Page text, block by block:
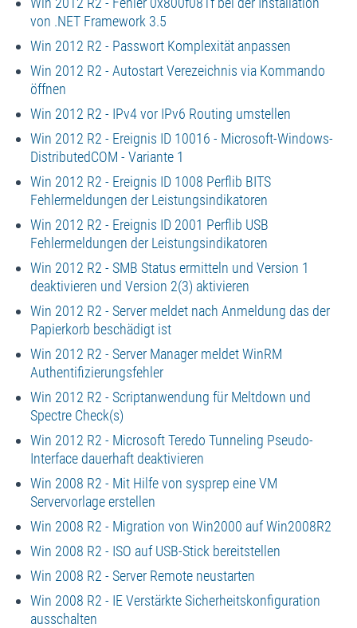
von .NET Framework 3.5
Win 2012 R2 - Passwort Komplexität anpassen
Win 2012 R2 - Autostart Verezeichnis via Kommando
öffnen
Win 2012 R2 - IPv4 vor IPv6 Routing umstellen
Win 2012 R2 - Ereignis ID 10016 - Microsoft-Windows-
DistributedCOM - Variante 1
Win 2012 R2 - Ereignis ID 1008 Perflib BITS
Fehlermeldungen der Leistungsindikatoren
Win 2012 R2 - Ereignis ID 2001 Perflib USB
Fehlermeldungen der Leistungsindikatoren
Win 2012 R2 - SMB Status ermitteln und Version 1
deaktivieren und Version 2(3) aktivieren
Win 2012 R2 - Server meldet nach Anmeldung das der
Papierkorb beschädigt ist
Win 2012 R2 - Server Manager meldet WinRM
Authentifizierungsfehler
Win 2012 R2 - Scriptanwendung für Meltdown und
Spectre Check(s)
Win 2012 R2 - Microsoft Teredo Tunneling Pseudo-
Interface dauerhaft deaktivieren
Win 2008 R2 - Mit Hilfe von sysprep eine VM
Servervorlage erstellen
Win 2008 R2 - Migration von Win2000 auf Win2008R2
Win 2008 R2 - ISO auf USB-Stick bereitstellen
Win 2008 R2 - Server Remote neustarten
Win 2008 R2 - IE Verstärkte Sicherheitskonfiguration
ausschalten